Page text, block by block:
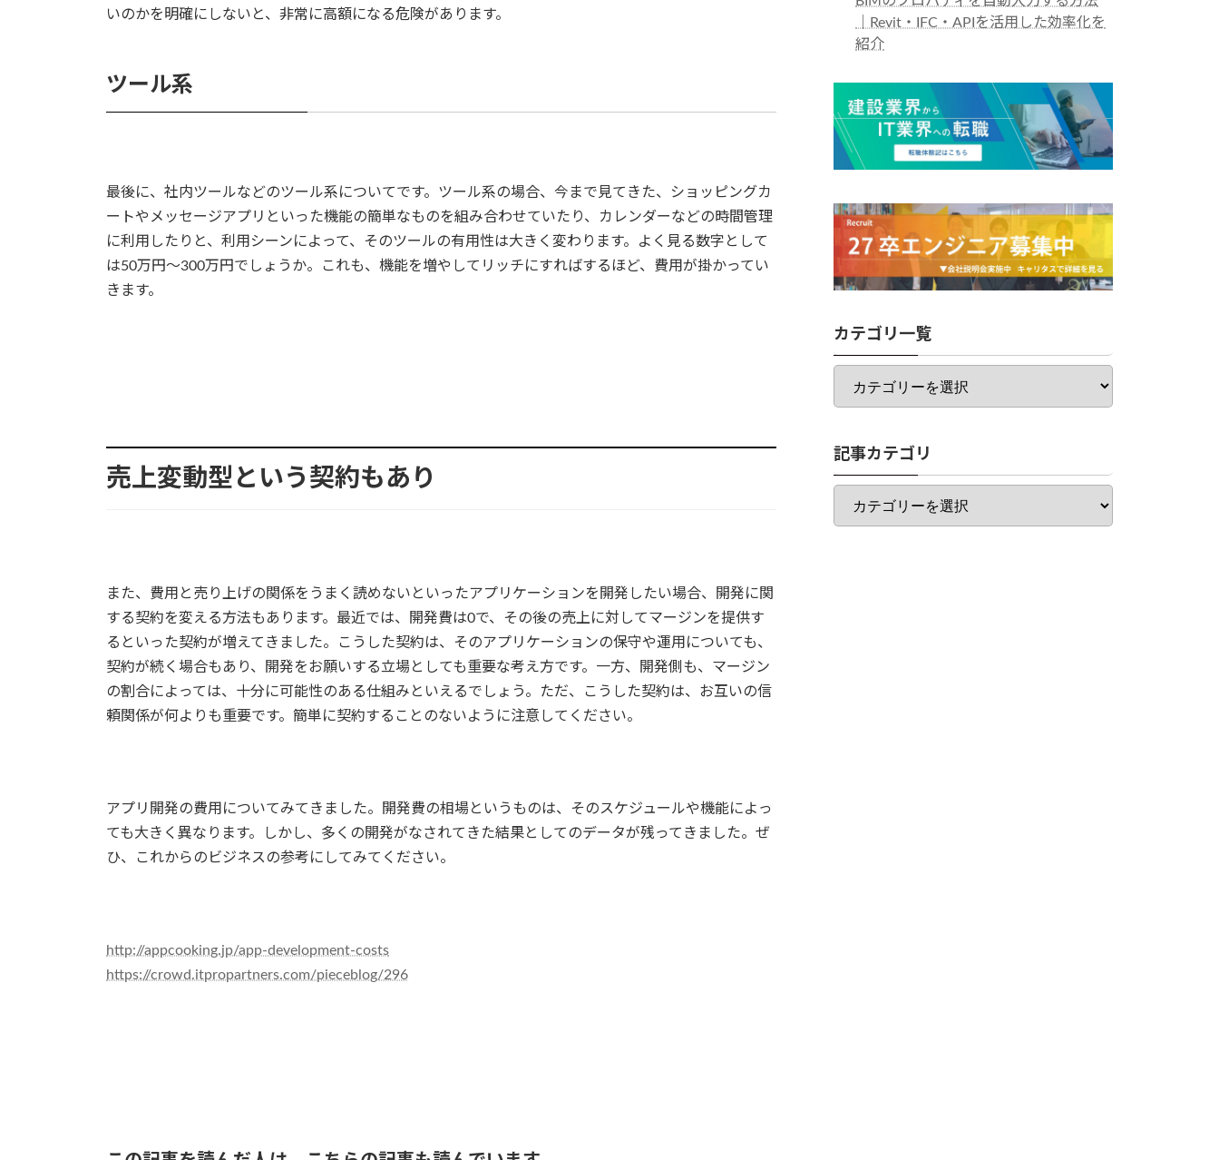
いのかを明確にしないと、非常に高額になる危険があります。
ツール系
最後に、社内ツールなどのツール系についてです。ツール系の場合、今まで見てきた、ショッピングカ
ートやメッセージアプリといった機能の簡単なものを組み合わせていたり、カレンダーなどの時間管理
に利用したりと、利用シーンによって、そのツールの有用性は大きく変わります。よく見る数字として
は50万円～300万円でしょうか。これも、機能を増やしてリッチにすればするほど、費用が掛かってい
きます。
売上変動型という契約もあり
また、費用と売り上げの関係をうまく読めないといったアプリケーションを開発したい場合、開発に関
する契約を変える方法もあります。最近では、開発費は0で、その後の売上に対してマージンを提供す
るといった契約が増えてきました。こうした契約は、そのアプリケーションの保守や運用についても、
契約が続く場合もあり、開発をお願いする立場としても重要な考え方です。一方、開発側も、マージン
の割合によっては、十分に可能性のある仕組みといえるでしょう。ただ、こうした契約は、お互いの信
頼関係が何よりも重要です。簡単に契約することのないように注意してください。
アプリ開発の費用についてみてきました。開発費の相場というものは、そのスケジュールや機能によっ
ても大きく異なります。しかし、多くの開発がなされてきた結果としてのデータが残ってきました。ぜ
ひ、これからのビジネスの参考にしてみてください。
http://appcooking.jp/app-development-costs
https://crowd.itpropartners.com/pieceblog/296
｜Revit・IFC・APIを活用した効率化を
紹介
カテゴリ一覧
カ
ゴ
一
覧
記事カテゴリ
記
カ